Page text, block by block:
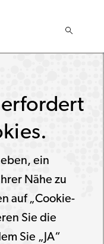
ein
Nähe zu
auf „Cookie-
Sie die
Sie „JA“